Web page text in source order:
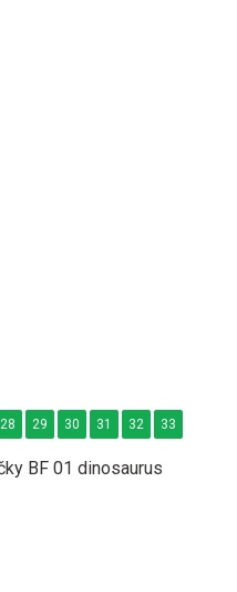
BF 01 dinosaurus
28 29 30 31 32 33